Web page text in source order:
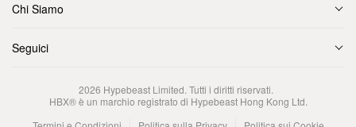
Chi Siamo
Seguici
2026 Hypebeast Limited. Tutti i diritti riservati.
HBX® è un marchio registrato di Hypebeast Hong Kong Ltd.